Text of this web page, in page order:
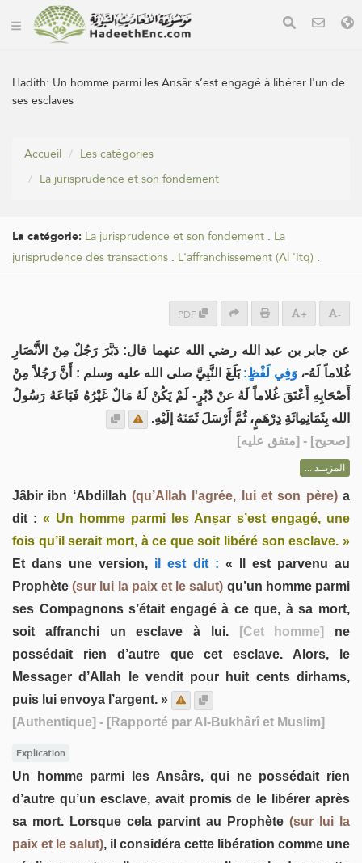
Hadith: Un homme parmi les Anṣâr s’est engagé à libérer l'un de
ses esclaves
Accueil
Les catégories
La jurisprudence et son fondement
La catégorie: La jurisprudence et son fondement . La
jurisprudence des transactions . L'affranchissement (Al 'Itq) .
PDF + -
عن جابر بن عبد الله رضي الله عنهما قال: دَبَّرَ رَجُلٌ مِنْ الأَنْصَارِ
غُلاماً لَهُ-، وَفِي لَفْظٍ: بَلَغَ النَّبِيَّ صلى الله عليه وسلم : أَنَّ رَجُلاً مِنْ
أَصْحَابِهِ أَعْتَقَ غُلاماً لَهُ عنْ دُبُرٍ- لَمْ يَكُنْ لَهُ مَالٌ غَيْرُهُ فَبَاعَهُ رَسُولُ
الله بِثَمَانِمِائَةِ دِرْهَمٍ، ثُمَّ أَرْسَلَ ثَمَنَهُ إلَيْهِ.
[صحيح] - [متفق عليه]
المزيــد ...
Jâbir ibn ‘Abdillah (qu’Allah l'agrée, lui et son père)a
dit : « Un homme parmi les Anṣar s’est engagé, une
fois qu’il serait mort, à ce que soit libéré son esclave. »
Et dans une version, il est dit : « Il est parvenu au
Prophète(sur lui la paix et le salut) qu’un homme parmi
ses Compagnons s’était engagé à ce que, à sa mort,
soit affranchi un esclave à lui.
[Cet homme]
ne
possédait rien d’autre que cet esclave. Alors, le
Messager d’Allah le vendit pour huit cents dirhams,
puis lui envoya l’argent. »
[Authentique] - [Rapporté par Al-Bukhârî et Muslim]
Explication
Un homme parmi les Ansârs, qui ne possédait rien
d’autre qu’un esclave, avait promis de le libérer après
sa mort. Lorsque cela parvint au Prophète (sur lui la
paix et le salut), il considéra cette libération comme une